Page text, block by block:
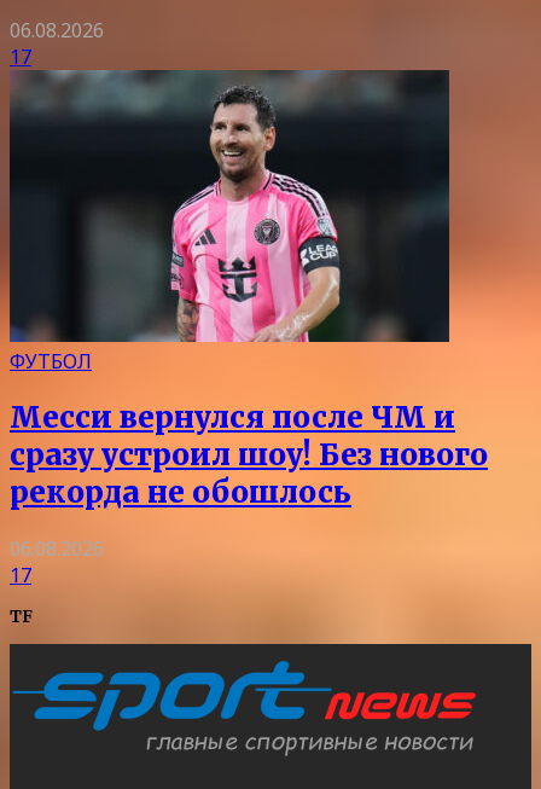
06.08.2026
17
ФУТБОЛ
Месси вернулся после ЧМ и
сразу устроил шоу! Без нового
рекорда не обошлось
06.08.2026
17
TF